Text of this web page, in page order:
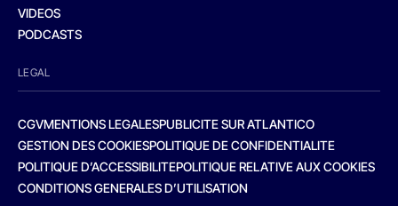
VIDEOS
PODCASTS
LEGAL
CGVMENTIONS LEGALESPUBLICITE SUR ATLANTICO
GESTION DES COOKIESPOLITIQUE DE CONFIDENTIALITE
POLITIQUE D’ACCESSIBILITEPOLITIQUE RELATIVE AUX COOKIES
CONDITIONS GENERALES D’UTILISATION